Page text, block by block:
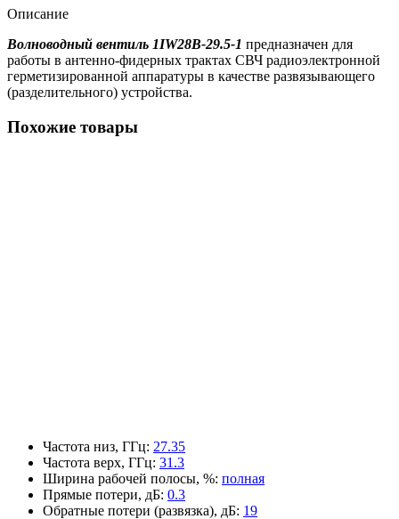
Описание
Волноводный вентиль 1IW28B-29.5-1 предназначен для
работы в антенно-фидерных трактах СВЧ радиоэлектронной
герметизированной аппаратуры в качестве развязывающего
(разделительного) устройства.
Похожие товары
Частота низ, ГГц: 27.35
Частота верх, ГГц: 31.3
Ширина рабочей полосы, %: полная
Прямые потери, дБ: 0.3
Обратные потери (развязка), дБ: 19